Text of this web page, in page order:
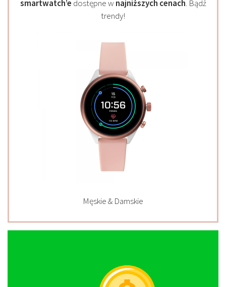
smartwatch’e dostępne w najniższych cenach. Bądź
trendy!
Męskie & Damskie